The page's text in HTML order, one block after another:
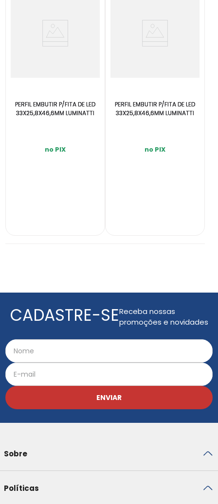
PERFIL EMBUTIR P/FITA DE LED
33X25,8X46,6MM LUMINATTI
no PIX
PERFIL EMBUTIR P/FITA DE LED
33X25,8X46,6MM LUMINATTI
no PIX
CADASTRE-SEReceba nossas
promoções e novidades
ENVIAR
Sobre
Políticas